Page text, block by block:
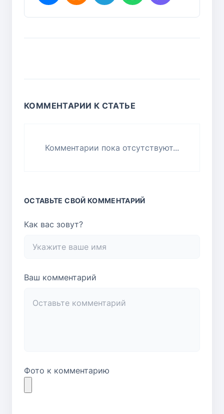
КОММЕНТАРИИ К СТАТЬЕ
Комментарии пока отсутствуют...
ОСТАВЬТЕ СВОЙ КОММЕНТАРИЙ
Как вас зовут?
Ваш комментарий
Фото к комментарию